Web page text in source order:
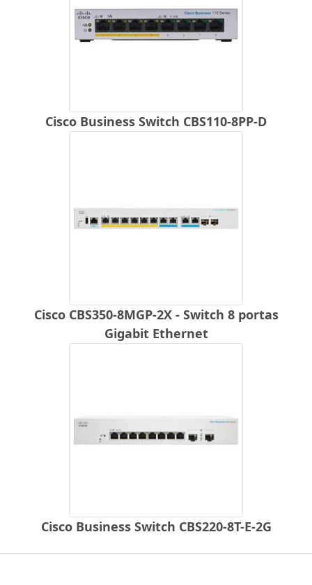
Cisco Business Switch CBS110-8PP-D
Cisco CBS350-8MGP-2X - Switch 8 portas
Gigabit Ethernet
Cisco Business Switch CBS220-8T-E-2G